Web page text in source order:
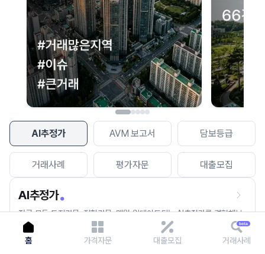
AI추정가 AVM 보고서 담보등급
거래사례 평가자문 대출모집
AI추정가
전국 모든 토지건물, 집합건물, 매월 업데이트되는 AI추정가를 경험해보
세요.
다시 시도
홈 가격자문 대출모집 거래사례